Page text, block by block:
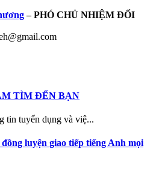
– PHÓ CHỦ NHIỆM ĐỐI
TÌM ĐẾN BẠN
tin tuyển dụng và việ...
luyện giao tiếp tiếng Anh mọi